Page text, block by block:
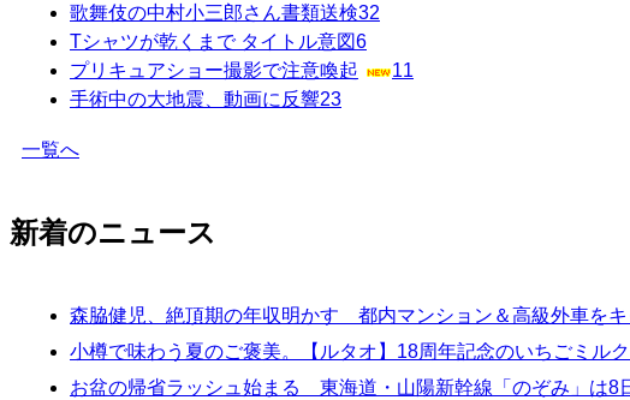
歌舞伎の中村小三郎さん書類送検32
Tシャツが乾くまで タイトル意図6
プリキュアショー撮影で注意喚起
11
手術中の大地震、動画に反響23
一覧へ
新着のニュース
森脇健児、絶頂期の年収明かす 都内マンション＆高級外車を
小樽で味わう夏のご褒美。【ルタオ】18周年記念のいちごミル
お盆の帰省ラッシュ始まる 東海道・山陽新幹線「のぞみ」は